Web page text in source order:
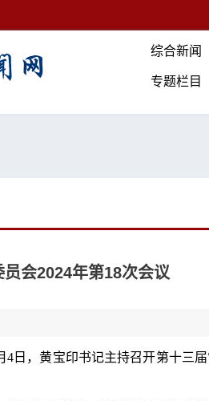
综合新闻
专题栏目
会2024年第18次会议
4日，黄宝印书记主持召开第十三